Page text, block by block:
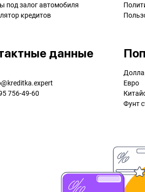
под залог автомобиля
кредитов
данные
756-49-60
Евро
Фунт